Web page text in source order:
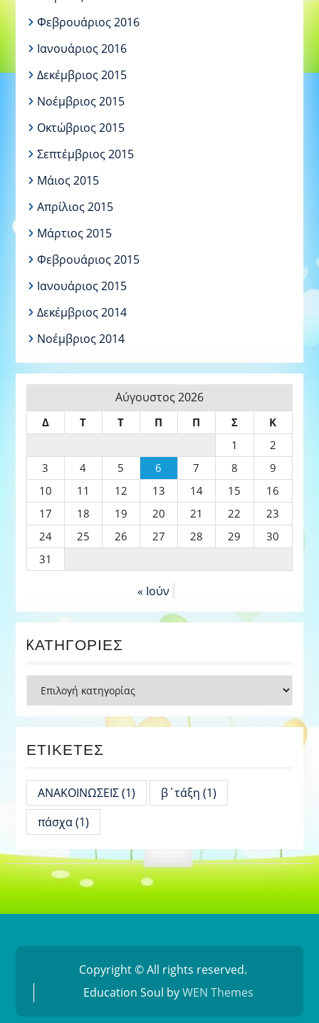
Φεβρουάριος 2016
Ιανουάριος 2016
Δεκέμβριος 2015
Νοέμβριος 2015
Οκτώβριος 2015
Σεπτέμβριος 2015
Μάιος 2015
Απρίλιος 2015
Μάρτιος 2015
Φεβρουάριος 2015
Ιανουάριος 2015
Δεκέμβριος 2014
Νοέμβριος 2014
Αύγουστος 2026
Δ Τ Τ Π Π Σ
Κ
1
2
3
4 5 6 7 8
9
10
11 12 13 14 15
16
17
18 19 20 21 22
23
24
25 26 27 28 29
30
31
« Ιούν
KΑΤΗΓΟΡΊΕΣ
Kατηγορίες
ΕΤΙΚΈΤΕΣ
ΑΝΑΚΟΙΝΩΣΕΙΣ(1) β΄τάξη (1)
πάσχα(1)
Copyright © All rights reserved.
Education Soul byWEN Themes